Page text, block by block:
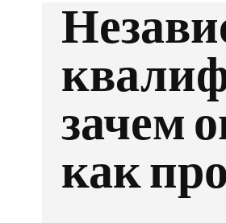
зачем
как